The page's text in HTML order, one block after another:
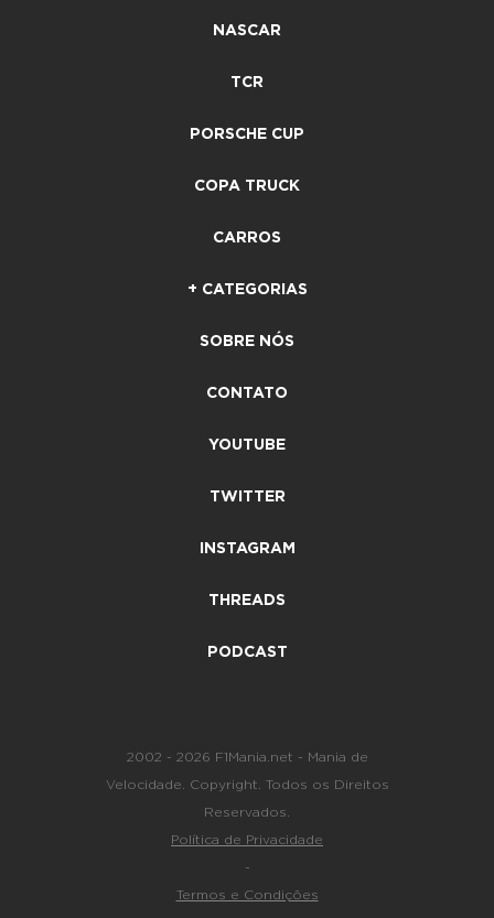
NASCAR
TCR
PORSCHE CUP
COPA TRUCK
CARROS
+ CATEGORIAS
SOBRE NÓS
CONTATO
YOUTUBE
TWITTER
INSTAGRAM
THREADS
PODCAST
2002 - 2026 F1Mania.net - Mania de
Velocidade. Copyright. Todos os Direitos
Reservados.
Política de Privacidade
-
Termos e Condições